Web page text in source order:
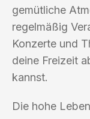
gemütliche
regelmäßig
Konzerte und
deine Freizeit
kannst.
Die hohe